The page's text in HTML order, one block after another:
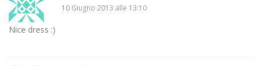
10 Giugno 2013 alle 13:10
Nice dress :)